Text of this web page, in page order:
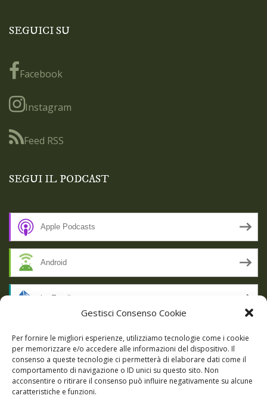
Gestisci Consenso Cookie
Per fornire le migliori esperienze, utilizziamo tecnologie come i cookie
per memorizzare e/o accedere alle informazioni del dispositivo. Il
consenso a queste tecnologie ci permetterà di elaborare dati come il
comportamento di navigazione o ID unici su questo sito. Non
acconsentire o ritirare il consenso può influire negativamente su alcune
caratteristiche e funzioni.
SEGUICI SU
Facebook
Instagram
Feed RSS
SEGUI IL PODCAST
Apple Podcasts
Android
by Email
RSS
SSL SECURE